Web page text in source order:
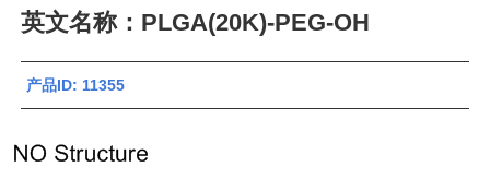
英文名称：PLGA(20K)-PEG-OH
产品ID: 11355